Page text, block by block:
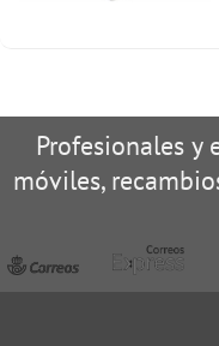
Profesionales y
móviles,